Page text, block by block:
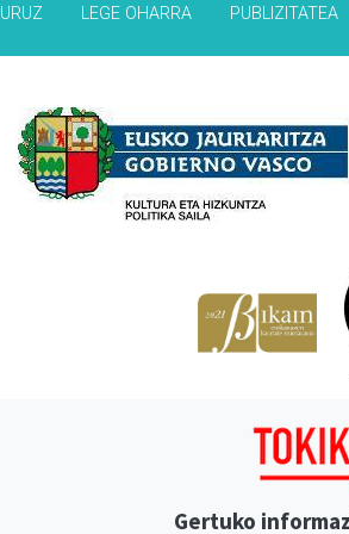
LEGE OHARRA PUBLIZITATEA
Gertuko